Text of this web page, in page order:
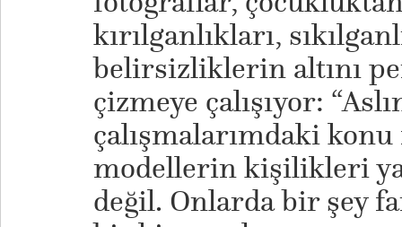
kırılganlıkları,
belirsizliklerin altını
çizmeye çalışıyor:
çalışmalarımdaki konu
modellerin kişilikleri
değil. Onlarda bir şey